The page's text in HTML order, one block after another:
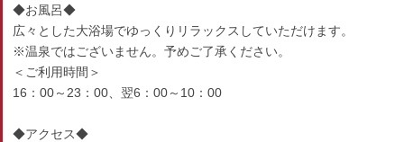
◆お風呂◆
広々とした大浴場でゆっくりリラックスしていただけます。
※温泉ではございません。予めご了承ください。
＜ご利用時間＞
16：00～23：00、翌6：00～10：00
◆アクセス◆